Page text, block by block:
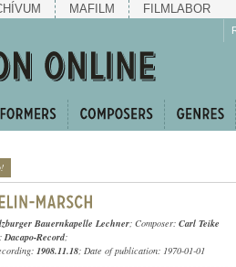
MAFILM FILMLABOR
Bauernkapelle Lechner; Composer: Carl Teike
Dacapo-Record;
1908.11.18; Date of publication: 1970-01-01